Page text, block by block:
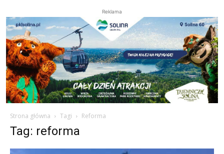
Reklama
Strona główna Tagi Reforma
Tag: reforma